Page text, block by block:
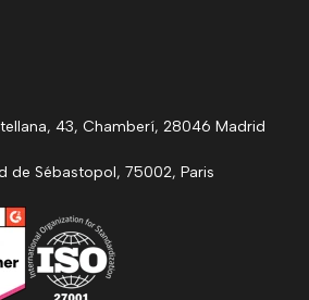
43, Chamberí, 28046 Madrid
de Sébastopol, 75002, Paris